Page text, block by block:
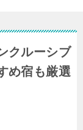
クルーシブ
め宿も厳選